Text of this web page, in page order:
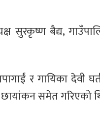
बैद्य,
र गायिका देवी
छायांकन समेत गरिएको